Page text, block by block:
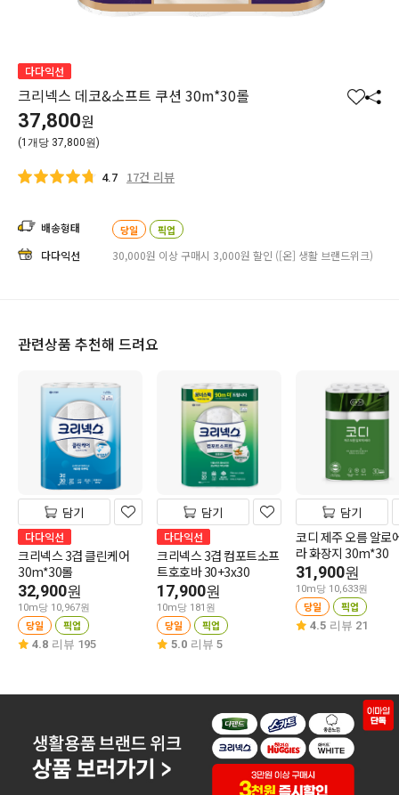
다다익선
크리넥스 데코&소프트 쿠션 30m*30롤
찜 공
37,800원
(1개당 37,800원)
4.7 17건 리뷰
배송형태 당일 픽업
다다익선 30,000원 이상 구매시 3,000원 할인 ([온] 생활 브랜드위크)
관련상품 추천해 드려요
담기
다다익선
크리넥스 3겹 클린케어
30m*30롤
32,900원
10m당 10,967원
당일 픽업
4.8 리뷰 195
담기
다다익선
크리넥스 3겹 컴포트소프
트호호바 30+3x30
17,900원
10m당 181원
당일 픽업
5.0 리뷰 5
담기
코디 제주 오름 알로
라 화장지 30m*30
31,900원
10m당 10,633원
당일 픽업
4.5 리뷰 21